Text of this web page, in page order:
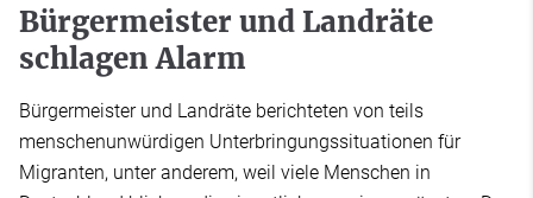
Bürgermeister und Landräte
schlagen Alarm
Bürgermeister und Landräte berichteten von teils
menschenunwürdigen Unterbringungssituationen für
Migranten, unter anderem, weil viele Menschen in